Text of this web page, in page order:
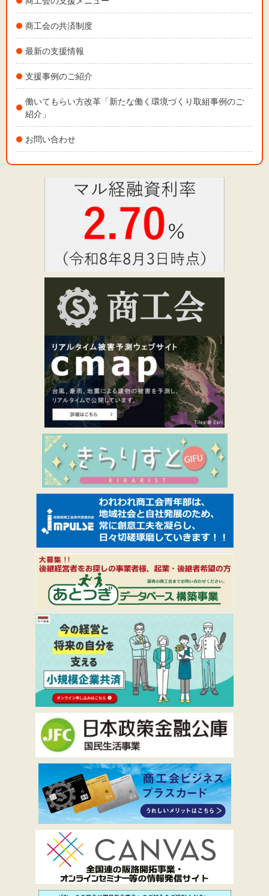
商工会の共済制度
最新の支援情報
支援事例のご紹介
働いてもらい方改革「新たな働く環境づくり取組事例のご
紹介」
お問い合わせ